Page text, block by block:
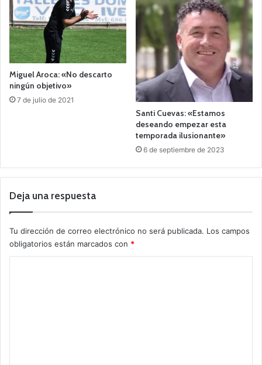
Miguel Aroca: «No descarto
ningún objetivo»
7 de julio de 2021
Santi Cuevas: «Estamos
deseando empezar esta
temporada ilusionante»
6 de septiembre de 2023
Deja una respuesta
Tu dirección de correo electrónico no será publicada. Los campos
obligatorios están marcados con *